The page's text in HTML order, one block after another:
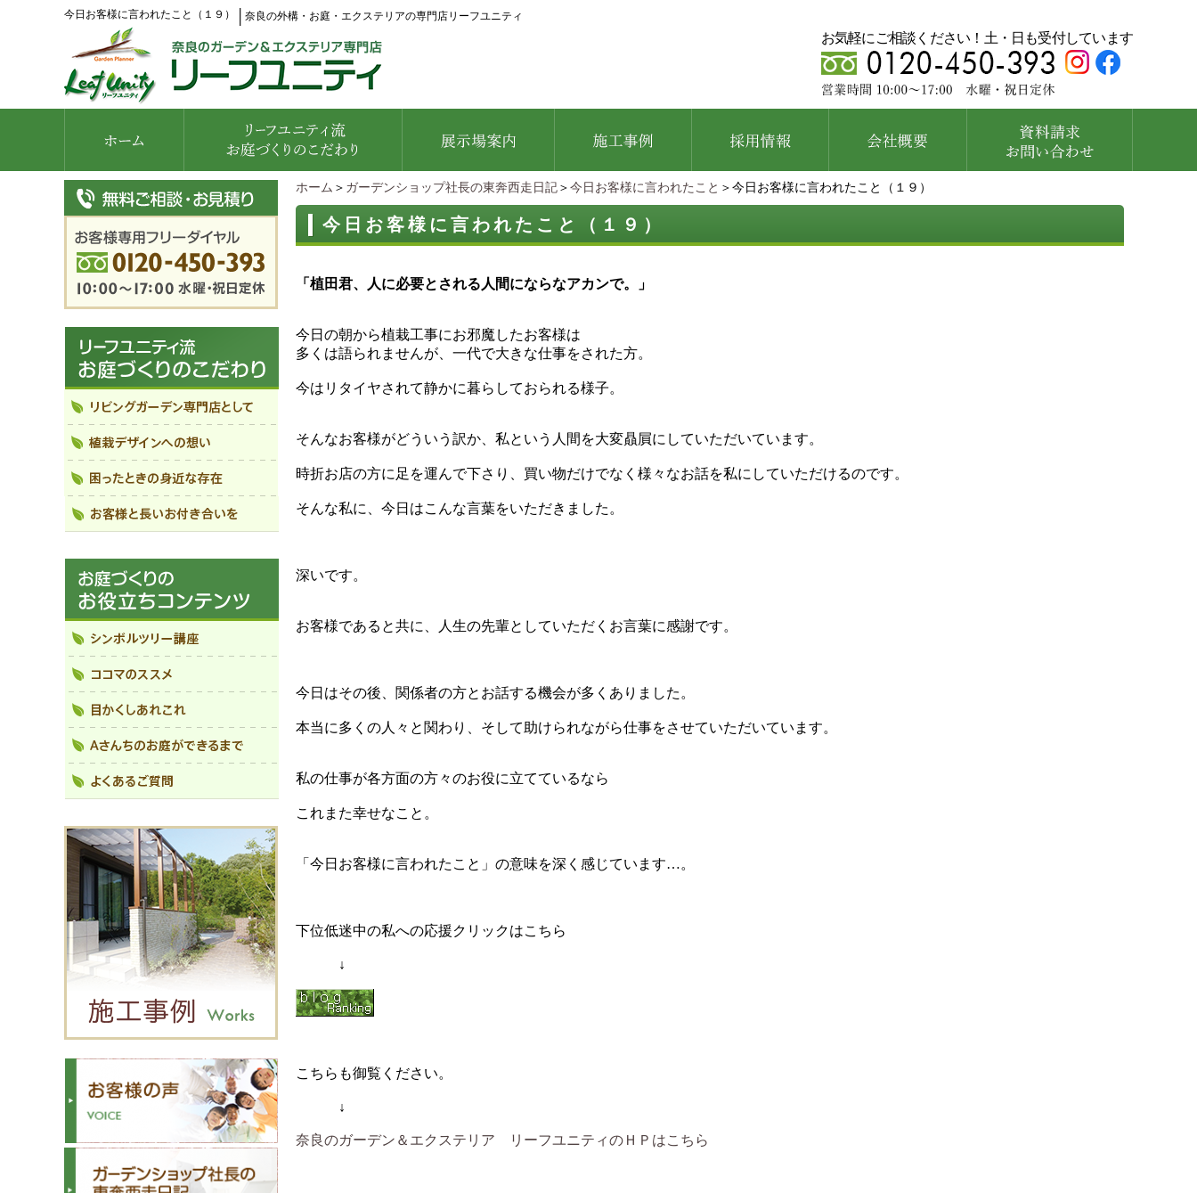
今日お客様に言われたこと（１９） 奈良の外構・お庭・エクステリアの専門店リーフユニティ
お気軽にご相談ください！土・日も受付しています
ホーム ＞ ガーデンショップ社長の東奔西走日記 ＞ 今日お客様に言われたこと ＞今日お客様に言われたこと（１９）
今日お客様に言われたこと（１９）
「植田君、人に必要とされる人間にならなアカンで。」
今日の朝から植栽工事にお邪魔したお客様は
多くは語られませんが、一代で大きな仕事をされた方。
今はリタイヤされて静かに暮らしておられる様子。
そんなお客様がどういう訳か、私という人間を大変贔屓にしていただいています。
時折お店の方に足を運んで下さり、買い物だけでなく様々なお話を私にしていただけるのです。
そんな私に、今日はこんな言葉をいただきました。
深いです。
お客様であると共に、人生の先輩としていただくお言葉に感謝です。
今日はその後、関係者の方とお話する機会が多くありました。
本当に多くの人々と関わり、そして助けられながら仕事をさせていただいています。
私の仕事が各方面の方々のお役に立てているなら
これまた幸せなこと。
「今日お客様に言われたこと」の意味を深く感じています…。
下位低迷中の私への応援クリックはこちら
↓
こちらも御覧ください。
↓
奈良のガーデン＆エクステリア リーフユニティのＨＰはこちら